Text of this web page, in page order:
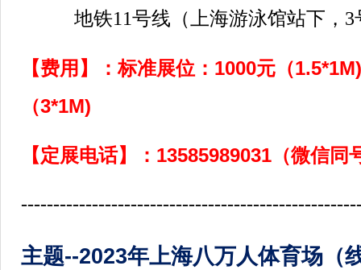
地铁11号线（上海游泳馆站下，3
【费用】：标准展位：1000元（
（3*1M)
【定展电话】：13585989031（微信同
主题--2023年上海八万人体育场（